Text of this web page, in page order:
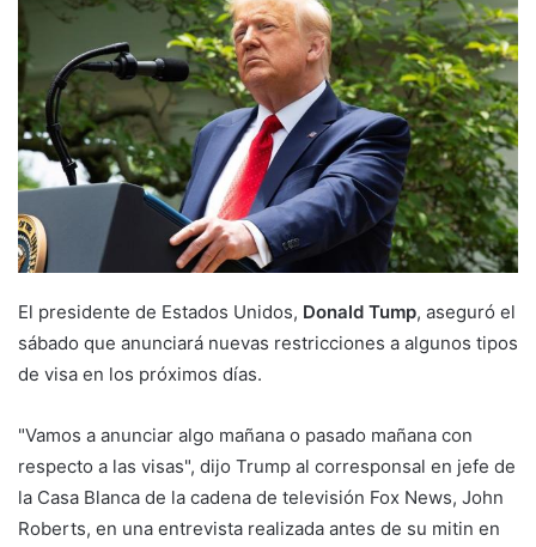
El presidente de Estados Unidos, Donald Tump, aseguró el
sábado que anunciará nuevas restricciones a algunos tipos
de visa en los próximos días.
"Vamos a anunciar algo mañana o pasado mañana con
respecto a las visas", dijo Trump al corresponsal en jefe de
la Casa Blanca de la cadena de televisión Fox News, John
Roberts, en una entrevista realizada antes de su mitin en